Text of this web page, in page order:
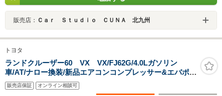
販売店： Ｃａｒ Ｓｔｕｄｉｏ ＣＵＮＡ 北九州
トヨタ
ランドクルーザー60 VX VX/FJ62G/4.0Lガソリン
車/AT/ナロー換装/新品エアコンコンプレッサー&エバポレ
ーター/弊社整備管理車/禁煙車/ビルシュタイン/ナビ/Bカ
メラ/1ナンバー/買取車/前後ドラレコ/5人乗り
販売店保証 オンライン相談可